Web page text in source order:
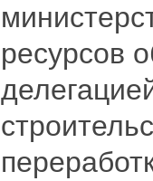
ресурсов